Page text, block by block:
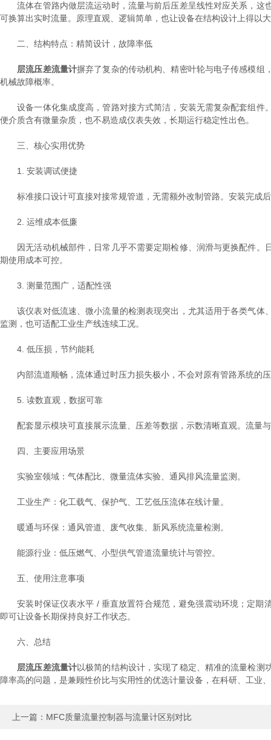
流体在管路内做层流运动时，流量与前后压差呈线性对应关系，这
可换算出实时流量。原理直观、逻辑简单，也让设备在结构设计上得以
二、结构特点：精简设计，故障率低
层流压差流量计摒弃了复杂的传动机构、精密叶轮与电子传感模组
机械故障概率。
设备一体化集成度高，管路对接方式简洁，安装无需复杂配套组件
便介质含有微量杂质，也不易造成仪表失效，长期运行稳定性出色。
三、核心实用优势
1. 安装调试便捷
标准接口设计可直接对接常规管道，无需额外改制管路。安装完成
2. 运维成本低廉
因无活动机械部件，日常几乎不需要定期检修、润滑与更换配件。
期使用成本可控。
3. 测量范围广，适配性强
该仪表对低流速、微小流量的检测表现突出，尤其适用于各类气体
监测，也可适配工业生产线连续工况。
4. 低压损，节约能耗
内部流道顺畅，流体通过时压力损失极小，不会对原有管路系统的
5. 读数直观，数据可靠
配套显示模块可直接展示流量、压差等数据，示数清晰直观。流量
四、主要应用场景
实验室领域：气体配比、微量流体实验、通风排风流量监测。
工业生产：化工载气、保护气、工艺低压流体在线计量。
暖通与环保：通风管道、废气收集、新风系统流量检测。
能源行业：低压燃气、小型供气管道流量统计与管控。
五、使用注意事项
安装时保证仪表水平 / 垂直放置符合规范，避免强震动环境；定期
即可让设备长期保持良好工作状态。
六、总结
层流压差流量计以极简的结构设计，实现了稳定、精准的流量检
障率高的问题，是兼顾性价比与实用性的优选计量设备，在科研、工业
上一篇： MFC质量流量控制器与流量计区别对比